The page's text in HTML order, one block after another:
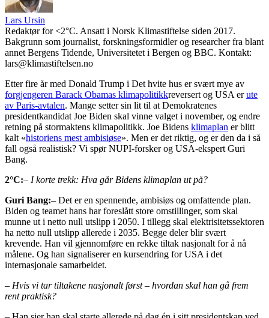
Lars Ursin
Redaktør for <2°C. Ansatt i Norsk Klimastiftelse siden 2017.
Bakgrunn som journalist, forskningsformidler og researcher fra blant
annet Bergens Tidende, Universitetet i Bergen og BBC. Kontakt:
lars@klimastiftelsen.no
Etter fire år med Donald Trump i Det hvite hus er svært mye av
forgjengeren Barack Obamas klimapolitikkreversert og USA erute
av Paris-avtalen. Mange setter sin lit til at Demokratenes
presidentkandidat Joe Biden skal vinne valget i november, og endre
retning på stormaktens klimapolitikk. Joe Bidens klimaplan er blitt
kalt «historiens mest ambisiøse». Men er det riktig, og er den da i så
fall også realistisk? Vi spør NUPI-forsker og USA-ekspert Guri
Bang.
2°C:– I korte trekk: Hva går Bidens klimaplan ut på?
Guri Bang:– Det er en spennende, ambisiøs og omfattende plan.
Biden og teamet hans har foreslått store omstillinger, som skal
munne ut i netto null utslipp i 2050. I tillegg skal elektrisitetssektoren
ha netto null utslipp allerede i 2035. Begge deler blir svært
krevende. Han vil gjennomføre en rekke tiltak nasjonalt for å nå
målene. Og han signaliserer en kursendring for USA i det
internasjonale samarbeidet.
– Hvis vi tar tiltakene nasjonalt først – hvordan skal han gå frem
rent praktisk?